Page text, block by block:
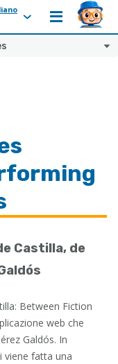
Castilla, de
Between Fiction
web che
Galdós. In
viene fatta una